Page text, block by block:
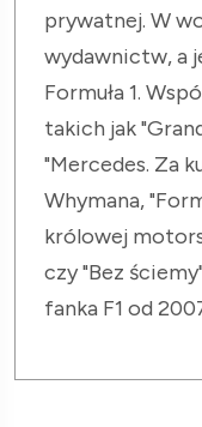
prywatnej. W
wydawnictw, a
Formuła 1.
takich jak
"Mercedes. Za
Whymana,
królowej
czy "Bez
fanka F1 od